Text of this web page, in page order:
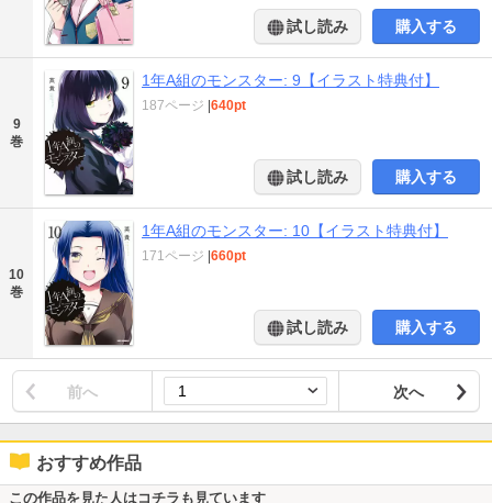
試し読み 購入する
9
巻
1年A組のモンスター: 9【イラスト特典付】
187ページ |640pt
試し読み 購入する
10
巻
1年A組のモンスター: 10【イラスト特典付】
171ページ |660pt
試し読み 購入する
前へ 次へ
おすすめ作品
この作品を見た人はコチラも見ています